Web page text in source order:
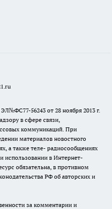
56243 от 28 ноября 2013 г.
в сфере связи,
коммуникаций. При
материалов новостного
а также теле- радиосообщениях
использовании в Интернет-
обязательна, в противном
РФ об авторских и
за комментарии и